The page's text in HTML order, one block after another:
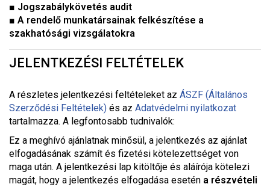
■ Jogszabálykövetés audit
■ A rendelő munkatársainak felkészítése a
szakhatósági vizsgálatokra
JELENTKEZÉSI FELTÉTELEK
A részletes jelentkezési feltételeket az ÁSZF (Általános
Szerződési Feltételek) és az Adatvédelmi nyilatkozat
tartalmazza. A legfontosabb tudnivalók:
Ez a meghívó ajánlatnak minősül, a jelentkezés az ajánlat
elfogadásának számít és fizetési kötelezettséget von
maga után. A jelentkezési lap kitöltője és aláírója kötelezi
magát, hogy a jelentkezés elfogadása esetén a részvételi